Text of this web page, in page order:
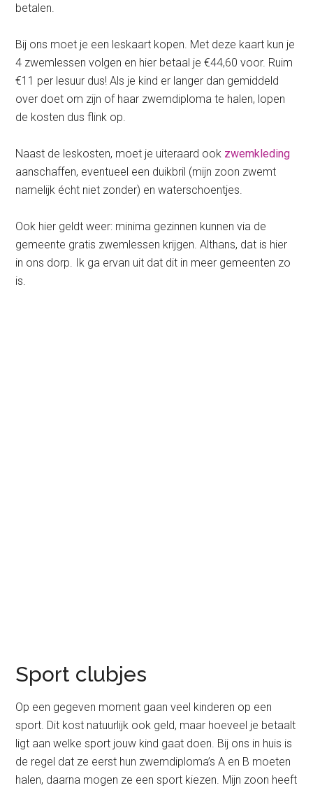
betalen.
Bij ons moet je een leskaart kopen. Met deze kaart kun je
4 zwemlessen volgen en hier betaal je €44,60 voor. Ruim
€11 per lesuur dus! Als je kind er langer dan gemiddeld
over doet om zijn of haar zwemdiploma te halen, lopen
de kosten dus flink op.
Naast de leskosten, moet je uiteraard ook zwemkleding
aanschaffen, eventueel een duikbril (mijn zoon zwemt
namelijk écht niet zonder) en waterschoentjes.
Ook hier geldt weer: minima gezinnen kunnen via de
gemeente gratis zwemlessen krijgen. Althans, dat is hier
in ons dorp. Ik ga ervan uit dat dit in meer gemeenten zo
is.
Sport clubjes
Op een gegeven moment gaan veel kinderen op een
sport. Dit kost natuurlijk ook geld, maar hoeveel je betaalt
ligt aan welke sport jouw kind gaat doen. Bij ons in huis is
de regel dat ze eerst hun zwemdiploma’s A en B moeten
halen, daarna mogen ze een sport kiezen. Mijn zoon heeft